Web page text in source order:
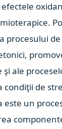
procesului
ale
de
un